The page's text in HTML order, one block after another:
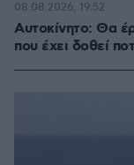
Αυτοκίνητο: Θα
που έχει δοθεί
08.08.2026, 19:52